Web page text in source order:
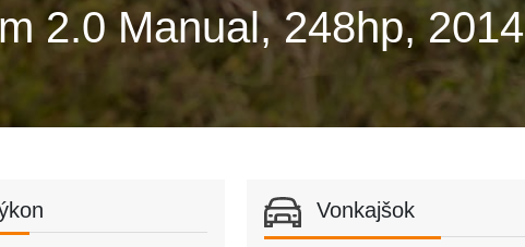
2.0 Manual, 248hp, 2014
Vonkajšok